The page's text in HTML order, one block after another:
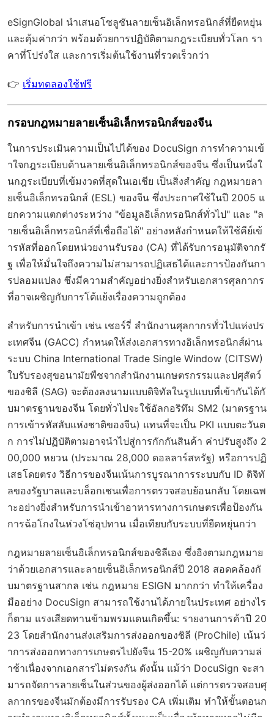
eSignGlobal นำเสนอโซลูชันลายเซ็นอิเล็กทรอนิกส์ที่ยืดหยุ่น
และคุ้มค่ากว่า พร้อมด้วยการปฏิบัติตามกฎระเบียบทั่วโลก รา
คาที่โปร่งใส และการเริ่มต้นใช้งานที่รวดเร็วกว่า
👉 เริ่มทดลองใช้ฟรี
กรอบกฎหมายลายเซ็นอิเล็กทรอนิกส์ของจีน
ในการประเมินความเป็นไปได้ของ DocuSign การทำความเข้
าใจกฎระเบียบด้านลายเซ็นอิเล็กทรอนิกส์ของจีน ซึ่งเป็นหนึ่งใ
นกฎระเบียบที่เข้มงวดที่สุดในเอเชีย เป็นสิ่งสำคัญ กฎหมายลา
ยเซ็นอิเล็กทรอนิกส์ (ESL) ของจีน ซึ่งประกาศใช้ในปี 2005 แ
ยกความแตกต่างระหว่าง "ข้อมูลอิเล็กทรอนิกส์ทั่วไป" และ "ล
ายเซ็นอิเล็กทรอนิกส์ที่เชื่อถือได้" อย่างหลังกำหนดให้ใช้คีย์เข้
ารหัสที่ออกโดยหน่วยงานรับรอง (CA) ที่ได้รับการอนุมัติจากรั
ฐ เพื่อให้มั่นใจถึงความไม่สามารถปฏิเสธได้และการป้องกันกา
รปลอมแปลง ซึ่งมีความสำคัญอย่างยิ่งสำหรับเอกสารศุลกากร
ที่อาจเผชิญกับการโต้แย้งเรื่องความถูกต้อง
สำหรับการนำเข้า เช่น เชอร์รี่ สำนักงานศุลกากรทั่วไปแห่งปร
ะเทศจีน (GACC) กำหนดให้ส่งเอกสารทางอิเล็กทรอนิกส์ผ่าน
ระบบ China International Trade Single Window (CITSW)
ใบรับรองสุขอนามัยพืชจากสำนักงานเกษตรกรรมและปศุสัตว์
ของชิลี (SAG) จะต้องลงนามแบบดิจิทัลในรูปแบบที่เข้ากันได้กั
บมาตรฐานของจีน โดยทั่วไปจะใช้อัลกอริทึม SM2 (มาตรฐาน
การเข้ารหัสลับแห่งชาติของจีน) แทนที่จะเป็น PKI แบบตะวันต
ก การไม่ปฏิบัติตามอาจนำไปสู่การกักกันสินค้า ค่าปรับสูงถึง 2
00,000 หยวน (ประมาณ 28,000 ดอลลาร์สหรัฐ) หรือการปฏิ
เสธโดยตรง วิธีการของจีนเน้นการบูรณาการระบบกับ ID ดิจิทั
ลของรัฐบาลและบล็อกเชนเพื่อการตรวจสอบย้อนกลับ โดยเฉพ
าะอย่างยิ่งสำหรับการนำเข้าอาหารทางการเกษตรเพื่อป้องกัน
การฉ้อโกงในห่วงโซ่อุปทาน เมื่อเทียบกับระบบที่ยืดหยุ่นกว่า
กฎหมายลายเซ็นอิเล็กทรอนิกส์ของชิลีเอง ซึ่งอิงตามกฎหมาย
ว่าด้วยเอกสารและลายเซ็นอิเล็กทรอนิกส์ปี 2018 สอดคล้องกั
บมาตรฐานสากล เช่น กฎหมาย ESIGN มากกว่า ทำให้เครื่อง
มืออย่าง DocuSign สามารถใช้งานได้ภายในประเทศ อย่างไร
ก็ตาม แรงเสียดทานข้ามพรมแดนเกิดขึ้น: รายงานการค้าปี 20
23 โดยสำนักงานส่งเสริมการส่งออกของชิลี (ProChile) เน้นว่
าการส่งออกทางการเกษตรไปยังจีน 15-20% เผชิญกับความล่
าช้าเนื่องจากเอกสารไม่ตรงกัน ดังนั้น แม้ว่า DocuSign จะสา
มารถจัดการลายเซ็นในส่วนของผู้ส่งออกได้ แต่การตรวจสอบศุ
ลกากรของจีนมักต้องมีการรับรอง CA เพิ่มเติม ทำให้ขั้นตอนก